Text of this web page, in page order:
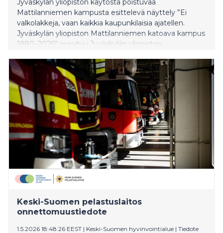
Mattilanniemen kampusta esittelevä näyttely ”Ei
valkolakkeja, vaan kaikkia kaupunkilaisia ajatellen.
Jyväskylän yliopiston Mattilanniemen katoava kampus
1980–2026” avautuu Jyväskylän yliopiston
Seminaarinmäellä 13.5.2026.
Keski-Suomen pelastuslaitos
onnettomuustiedote
1.5.2026 18:48:26 EEST | Keski-Suomen hyvinvointialue | Tiedote